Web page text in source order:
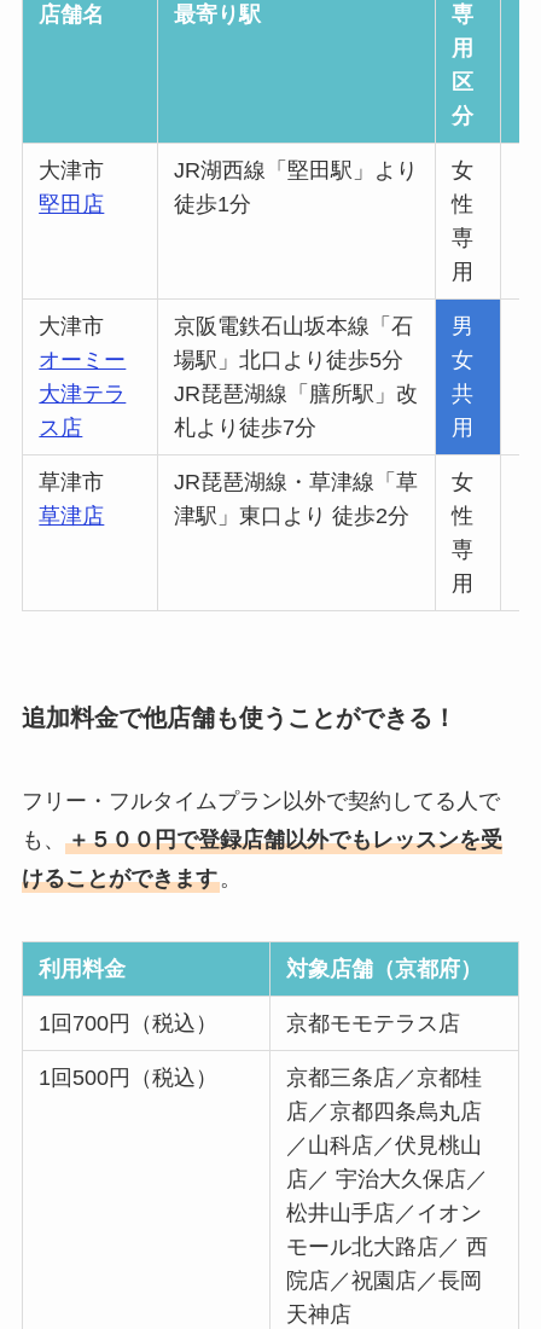
店舗名 最寄り駅
専
用
区
分
大津市
堅田店
JR湖西線「堅田駅」より
徒歩1分
女
性
専
用
大津市
オーミー
大津テラ
ス店
京阪電鉄石山坂本線「石
場駅」北口より徒歩5分
JR琵琶湖線「膳所駅」改
札より徒歩7分
男
女
共
用
草津市
草津店
JR琵琶湖線・草津線「草
津駅」東口より 徒歩2分
女
性
専
用
追加料金で他店舗も使うことができる！
フリー・フルタイムプラン以外で契約してる人で
も、 ＋５００円で登録店舗以外でもレッスンを受
けることができます。
利用料金 対象店舗（京都府）
1回700円（税込） 京都モモテラス店
1回500円（税込）
京都三条店／京都桂
店／京都四条烏丸店
／山科店／伏見桃山
店／ 宇治大久保店／
松井山手店／イオン
モール北大路店／ 西
院店／祝園店／長岡
天神店